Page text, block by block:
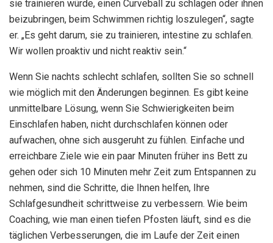
sie trainieren würde, einen Curveball zu schlagen oder ihnen
beizubringen, beim Schwimmen richtig loszulegen“, sagte
er. „Es geht darum, sie zu trainieren, intestine zu schlafen.
Wir wollen proaktiv und nicht reaktiv sein.“
Wenn Sie nachts schlecht schlafen, sollten Sie so schnell
wie möglich mit den Änderungen beginnen. Es gibt keine
unmittelbare Lösung, wenn Sie Schwierigkeiten beim
Einschlafen haben, nicht durchschlafen können oder
aufwachen, ohne sich ausgeruht zu fühlen. Einfache und
erreichbare Ziele wie ein paar Minuten früher ins Bett zu
gehen oder sich 10 Minuten mehr Zeit zum Entspannen zu
nehmen, sind die Schritte, die Ihnen helfen, Ihre
Schlafgesundheit schrittweise zu verbessern. Wie beim
Coaching, wie man einen tiefen Pfosten läuft, sind es die
täglichen Verbesserungen, die im Laufe der Zeit einen